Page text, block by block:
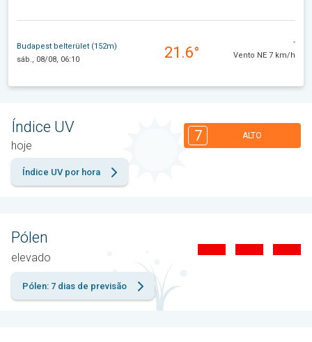
Budapest belterület (152m)
sáb., 08/08, 06:10
21.6°
-
Vento NE 7 km/h
Índice UV
hoje
7 ALTO
Índice UV por hora
Pólen
elevado
Pólen: 7 dias de previsão